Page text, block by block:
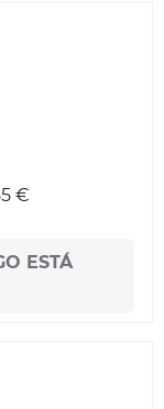
€
ESTÁ